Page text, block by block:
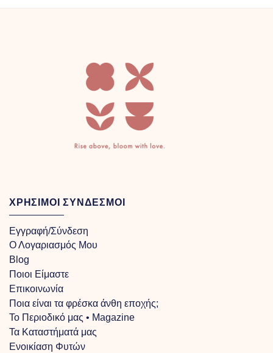
ΧΡΗΣΙΜΟΙ ΣΥΝΔΕΣΜΟΙ
Εγγραφή/Σύνδεση
Ο Λογαριασμός Μου
Blog
Ποιοι Είμαστε
Επικοινωνία
Ποια είναι τα φρέσκα άνθη εποχής;
Το Περιοδικό μας • Magazine
Τα Kαταστήματά μας
Ενοικίαση Φυτών